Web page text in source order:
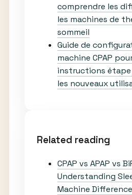
comprendre les
les machines de
sommeil
Guide de
machine CPAP
instructions
les nouveaux
Related reading
CPAP vs APAP vs
Understanding
Machine